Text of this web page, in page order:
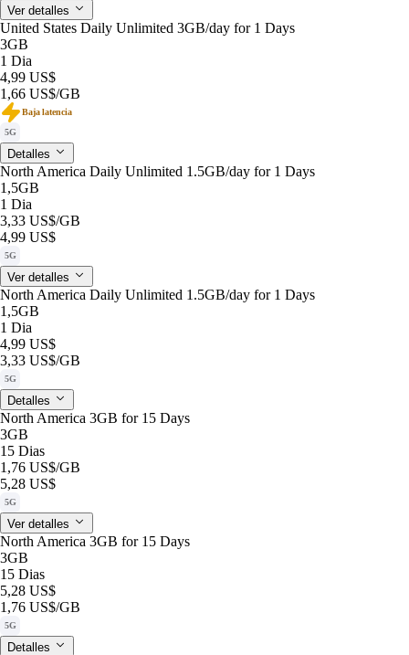
Ver detalles
United States Daily Unlimited 3GB/day for 1 Days
3GB
1 Dia
4,99 US$
1,66 US$/GB
Baja latencia
5G
Detalles
North America Daily Unlimited 1.5GB/day for 1 Days
1,5GB
1 Dia
3,33 US$/GB
4,99 US$
5G
Ver detalles
North America Daily Unlimited 1.5GB/day for 1 Days
1,5GB
1 Dia
4,99 US$
3,33 US$/GB
5G
Detalles
North America 3GB for 15 Days
3GB
15 Dias
1,76 US$/GB
5,28 US$
5G
Ver detalles
North America 3GB for 15 Days
3GB
15 Dias
5,28 US$
1,76 US$/GB
5G
Detalles